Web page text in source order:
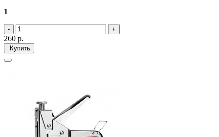
1
260 р.
Купить